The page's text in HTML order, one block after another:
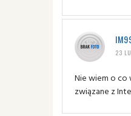
23
Nie wiem o co
związane z